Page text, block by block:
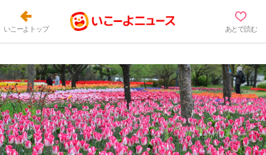
いこーよトップ あとで読む